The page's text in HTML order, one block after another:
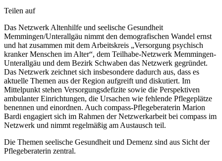
Teilen auf
Das Netzwerk Altenhilfe und seelische Gesundheit
Memmingen/Unterallgäu nimmt den demografischen Wandel ernst
und hat zusammen mit dem Arbeitskreis „Versorgung psychisch
kranker Menschen im Alter“, dem Teilhabe-Netzwerk Memmingen-
Unterallgäu und dem Bezirk Schwaben das Netzwerk gegründet.
Das Netzwerk zeichnet sich insbesondere dadurch aus, dass es
aktuelle Themen aus der Region aufgreift und diskutiert. Im
Mittelpunkt stehen Versorgungsdefizite sowie die Perspektiven
ambulanter Einrichtungen, die Ursachen wie fehlende Pflegeplätze
benennen und einordnen. Auch compass-Pflegeberaterin Marion
Bardi engagiert sich im Rahmen der Netzwerkarbeit bei compass im
Netzwerk und nimmt regelmäßig am Austausch teil.
Die Themen seelische Gesundheit und Demenz sind aus Sicht der
Pflegeberaterin zentral.